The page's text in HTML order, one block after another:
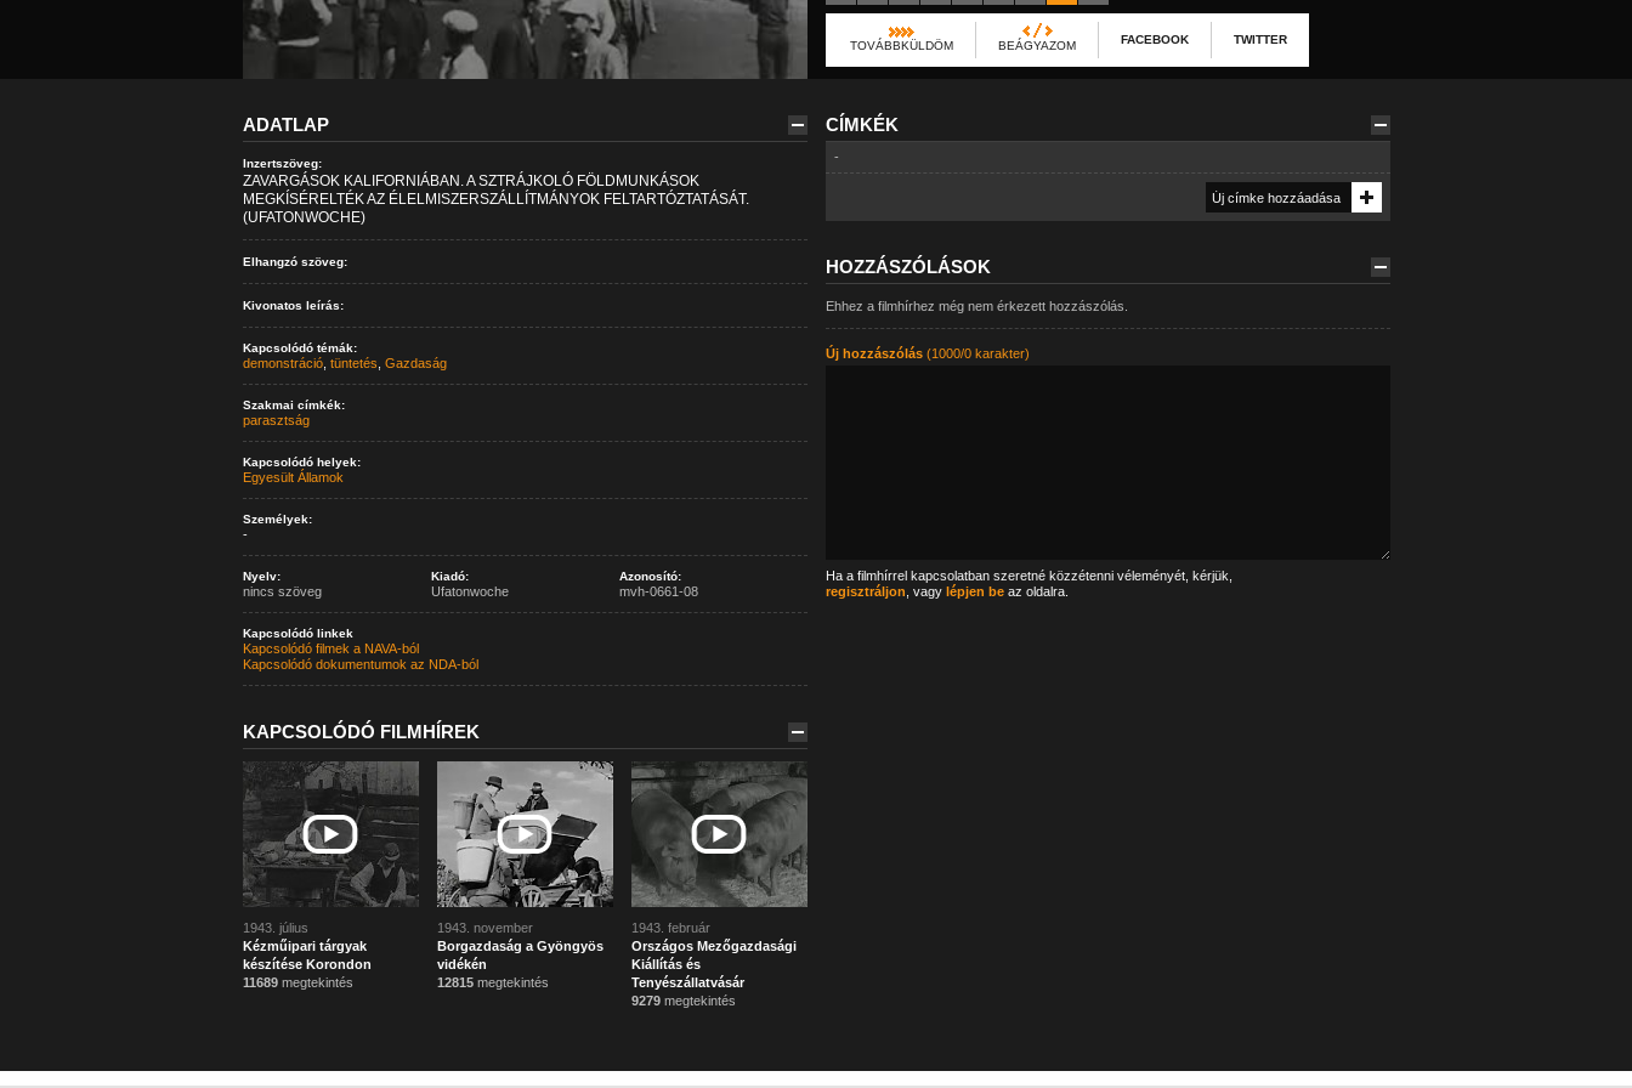
TOVÁBBKÜLDÖM BEÁGYAZOM FACEBOOK TWITTER
ADATLAP
Inzertszöveg:
ZAVARGÁSOK KALIFORNIÁBAN. A SZTRÁJKOLÓ FÖLDMUNKÁSOK
MEGKÍSÉRELTÉK AZ ÉLELMISZERSZÁLLÍTMÁNYOK FELTARTÓZTATÁSÁT.
(UFATONWOCHE)
Elhangzó szöveg:
Kivonatos leírás:
Kapcsolódó témák:
demonstráció, tüntetés Gazdaság
Szakmai címkék:
parasztság
Kapcsolódó helyek:
Egyesült Államok
Személyek:
-
Nyelv:
nincs szöveg
Kiadó:
Ufatonwoche
Azonosító:
mvh-0661-08
Kapcsolódó linkek
Kapcsolódó filmek a NAVA-ból
Kapcsolódó dokumentumok az NDA-ból
KAPCSOLÓDÓ FILMHÍREK
1943. július
Kézműipari tárgyak
készítése Korondon
11689megtekintés
1943. november
Borgazdaság a Gyöngyös
vidékén
12815megtekintés
1943. február
Országos Mezőgazdasági
Kiállítás és
Tenyészállatvásár
9279megtekintés
CÍMKÉK
-
HOZZÁSZÓLÁSOK
Ehhez a filmhírhez még nem érkezett hozzászólás.
Új hozzászólás(1000/0 karakter)
Ha a filmhírrel kapcsolatban szeretné közzétenni véleményét, kérjük,
regisztráljon , vagy lépjen beaz oldalra.